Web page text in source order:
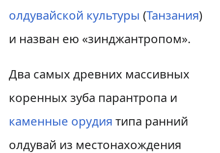
олдувайской культуры (Танзания)
и назван ею «зинджантропом».
Два самых древних массивных
коренных зуба парантропа и
каменные орудия типа ранний
олдувай из местонахождения